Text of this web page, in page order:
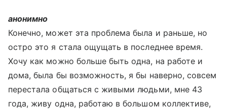
анонимно
Конечно, может эта проблема была и раньше, но
остро это я стала ощущать в последнее время.
Хочу как можно больше быть одна, на работе и
дома, была бы возможность, я бы наверно, совсем
перестала общаться с живыми людьми, мне 43
года, живу одна, работаю в большом коллективе,